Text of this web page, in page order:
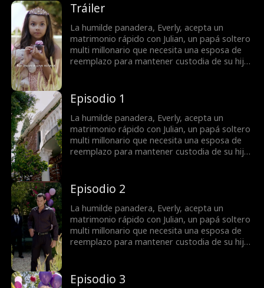
Tráiler
La humilde panadera, Everly, acepta un
matrimonio rápido con Julian, un papá soltero
multi millonario que necesita una esposa de
reemplazo para mantener custodia de su hija.
descubren sus sentimientos entre sí mientras
combaten a un némesis celoso, un ex-
prometido acosador y una ex-esposa lunática
quienes harán lo que sea para separarlos.
Episodio 1
La humilde panadera, Everly, acepta un
matrimonio rápido con Julian, un papá soltero
multi millonario que necesita una esposa de
reemplazo para mantener custodia de su hija.
descubren sus sentimientos entre sí mientras
combaten a un némesis celoso, un ex-
prometido acosador y una ex-esposa lunática
quienes harán lo que sea para separarlos.
Episodio 2
La humilde panadera, Everly, acepta un
matrimonio rápido con Julian, un papá soltero
multi millonario que necesita una esposa de
reemplazo para mantener custodia de su hija.
descubren sus sentimientos entre sí mientras
Episodio 3